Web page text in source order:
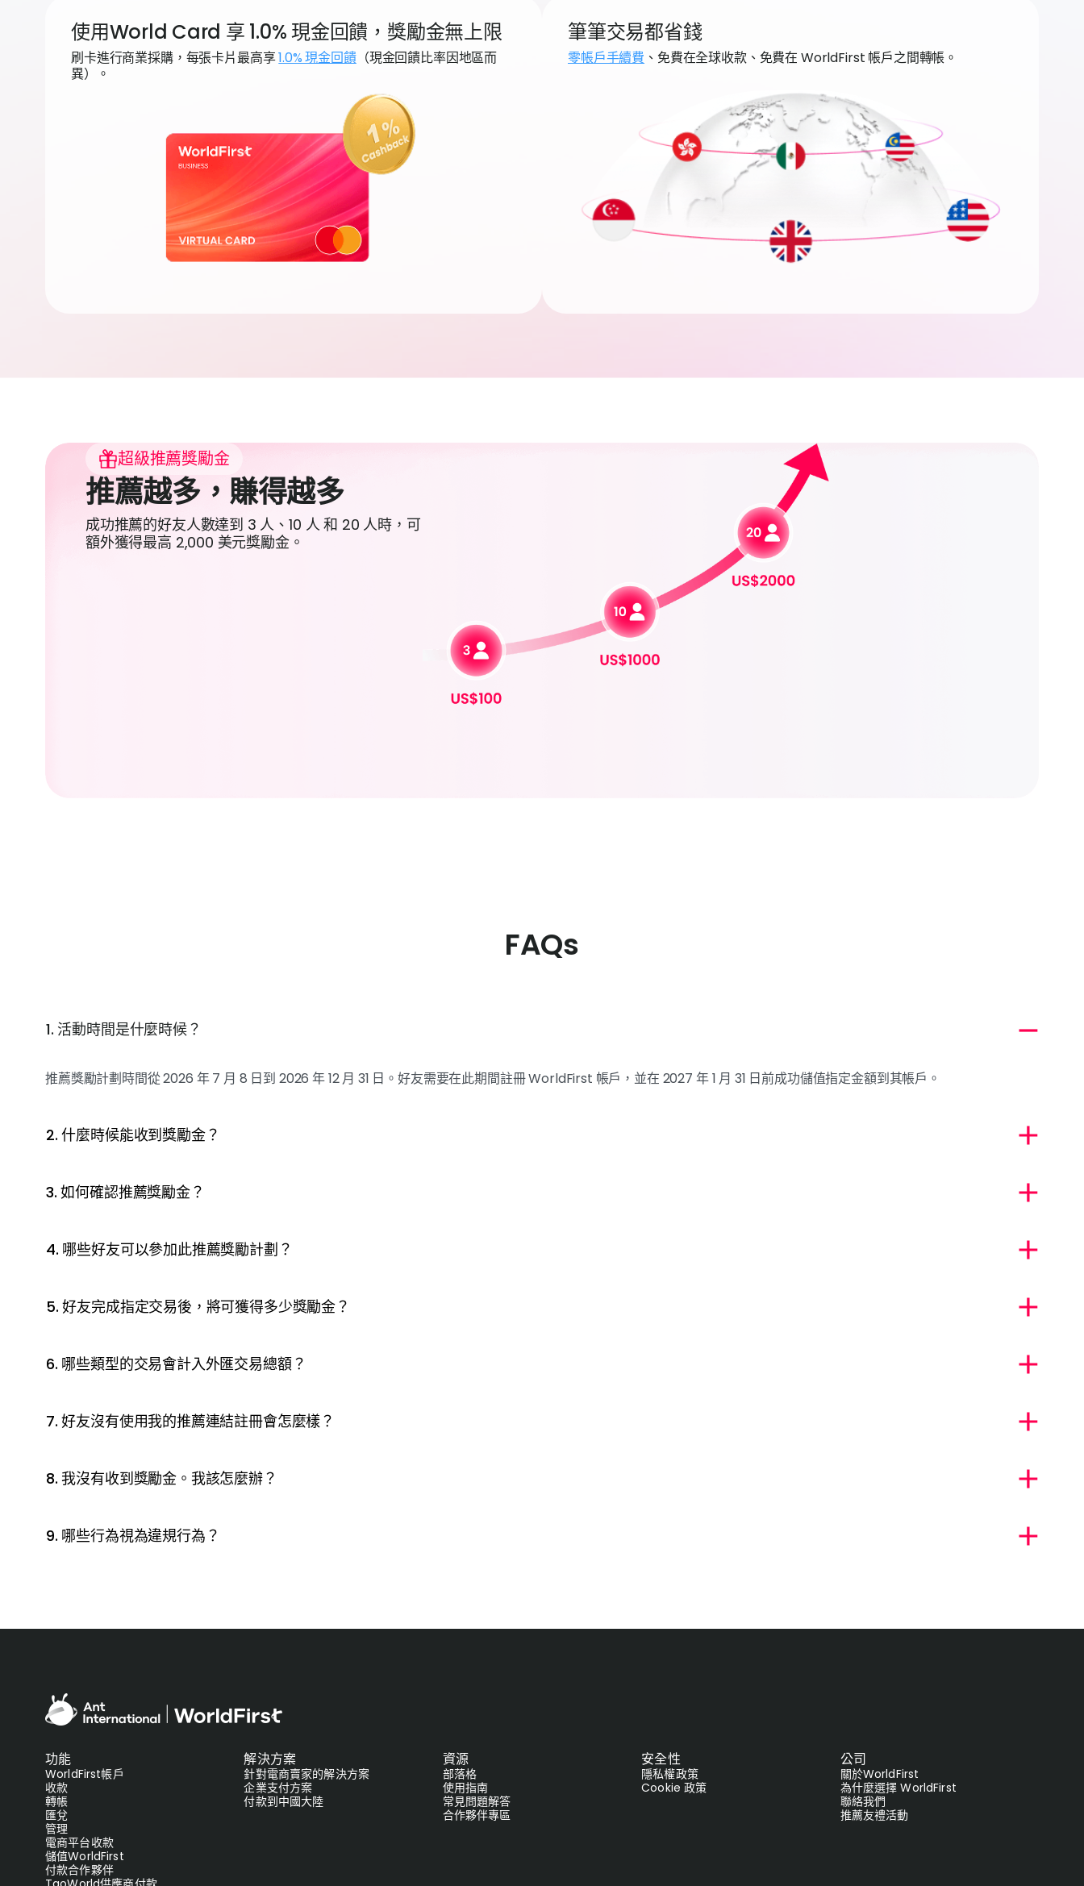
使用World Card 享 1.0% 現金回饋，獎勵金無上限
刷卡進行商業採購，每張卡片最高享1.0% 現金回饋（現金回饋比率因地區而
異）。
筆筆交易都省錢
零帳戶手續費 、免費在全球收款、免費在 WorldFirst 帳戶之間轉帳。
超級推薦獎勵金
推薦越多，賺得越多
成功推薦的好友人數達到 3 人、10 人 和 20 人時，可
額外獲得最高 2,000 美元獎勵金。
FAQs
1. 活動時間是什麼時候？
推薦獎勵計劃時間從 2026 年 7 月 8 日到 2026 年 12 月 31 日。好友需要在此期間註冊 WorldFirst 帳戶，並在 2027 年 1 月 31 日前成功儲值指定金額到其帳戶。
2. 什麼時候能收到獎勵金？
3. 如何確認推薦獎勵金？
4. 哪些好友可以參加此推薦獎勵計劃？
5. 好友完成指定交易後，將可獲得多少獎勵金？
6. 哪些類型的交易會計入外匯交易總額？
7. 好友沒有使用我的推薦連結註冊會怎麼樣？
8. 我沒有收到獎勵金。我該怎麼辦？
9. 哪些行為視為違規行為？
功能
WorldFirst帳戶
收款
轉帳
匯兌
管理
電商平台收款
儲值WorldFirst
付款合作夥伴
解決方案
針對電商賣家的解決方案
企業支付方案
付款到中國大陸
資源
部落格
使用指南
常見問題解答
合作夥伴專區
安全性
隱私權政策
Cookie 政策
公司
關於WorldFirst
為什麼選擇 WorldFirst
聯絡我們
推薦友禮活動